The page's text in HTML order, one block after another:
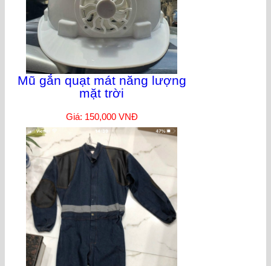
Mũ gắn quạt mát năng lượng
mặt trời
Giá: 150,000 VNĐ